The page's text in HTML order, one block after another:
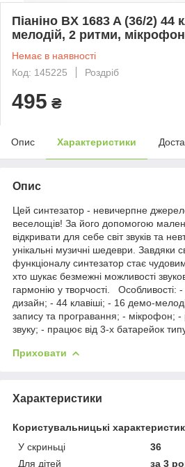
Піаніно BX 1683 A (36/2) 44
мелодій, 2 ритми,
Немає в наявності
Код: 145225
Роздріб
495 ₴
Опис Характеристики
Опис
Цей синтезатор - невичерпне
веселощів! За його допомогою
відкривати для себе світ звуків та
унікальні музичні шедеври. Завдяки
функціоналу синтезатор стає
хто шукає безмежні можливості
гармонію у творчості. Особливості:
дизайн; - 44 клавіші; - 16 демо-
запису та програвання; - мікрофон; -
звуку; - працює від 3-х батарейок
Приховати
Характеристики
Користувальницькі
У скриньці
36
Для дітей
за 3